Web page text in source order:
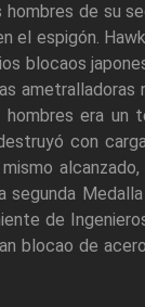
de su
el espigón.
blocaos
ametralladoras
era un
con
de
blocao de